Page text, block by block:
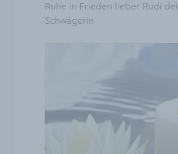
Ruhe in Frieden lieber Rudi
Schwägerin